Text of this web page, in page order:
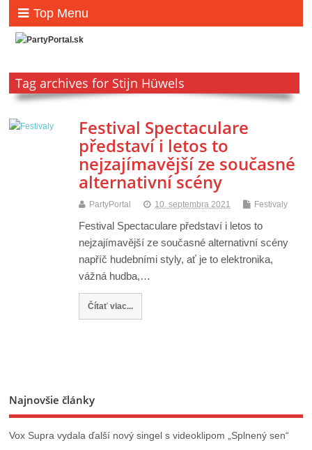
Top Menu
Tag archives for Stijn Hüwels
Festival Spectaculare
představí i letos to
nejzajímavější ze současné
alternativní scény
PartyPortal 10. septembra 2021 Festivaly
Festival Spectaculare představí i letos to
nejzajímavější ze současné alternativní scény
napříč hudebními styly, ať je to elektronika,
vážná hudba,…
Čítať viac...
Najnovšie články
Vox Supra vydala ďalší nový singel s videoklipom „Splnený sen“